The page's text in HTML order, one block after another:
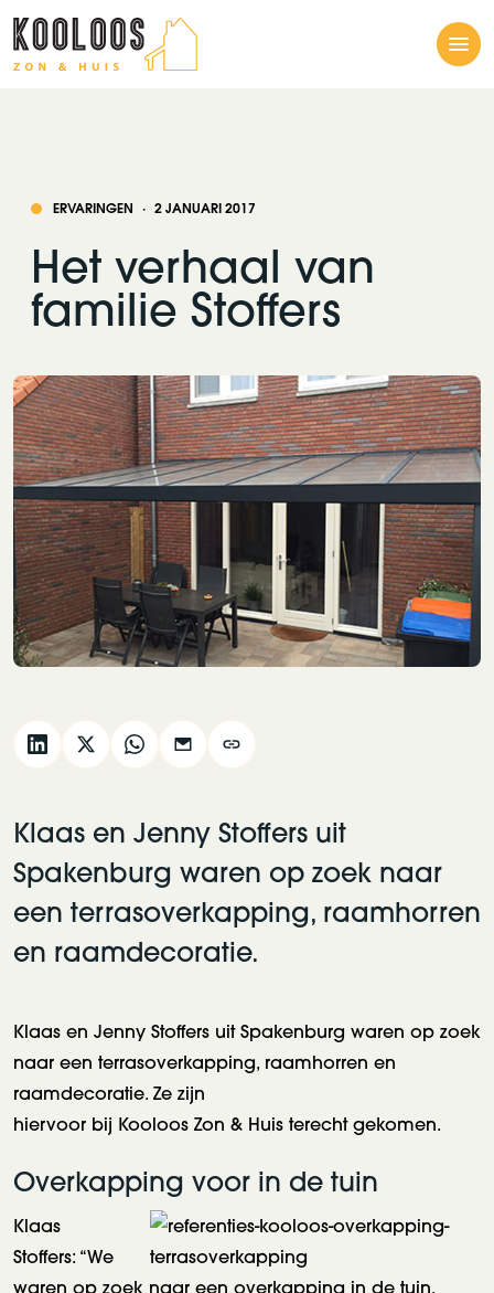
ERVARINGEN · 2 JANUARI 2017
Het verhaal van
familie Stoffers
Klaas en Jenny Stoffers uit
Spakenburg waren op zoek naar
een terrasoverkapping, raamhorren
en raamdecoratie.
Klaas en Jenny Stoffers uit Spakenburg waren op zoek
naar een terrasoverkapping, raamhorren en
raamdecoratie. Ze zijn
hiervoor bij Kooloos Zon & Huis terecht gekomen.
Overkapping voor in de tuin
Klaas
Stoffers: “We
waren op zoek naar een overkapping in de tuin,